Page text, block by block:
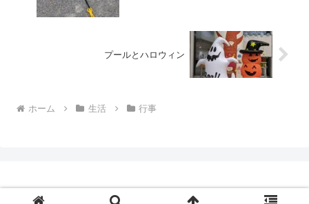
プールとハロウィン
ホーム 生活 行事